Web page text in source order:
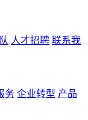
人才招聘 联系我
务 企业转型 产品